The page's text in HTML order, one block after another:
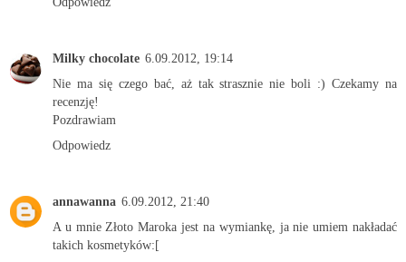
Milky chocolate 6.09.2012, 19:14
Nie ma się czego bać, aż tak strasznie nie boli :) Czekamy na
recenzję!
Pozdrawiam
Odpowiedz
annawanna 6.09.2012, 21:40
A u mnie Złoto Maroka jest na wymiankę, ja nie umiem nakładać
takich kosmetyków:[